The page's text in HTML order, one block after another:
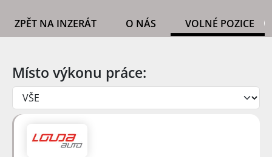
ZPĚT NA INZERÁT O NÁS VOLNÉ POZICE
Místo výkonu práce: